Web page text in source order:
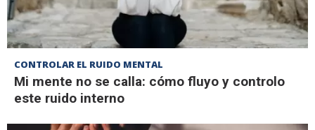
CONTROLAR EL RUIDO MENTAL
Mi mente no se calla: cómo fluyo y controlo
este ruido interno